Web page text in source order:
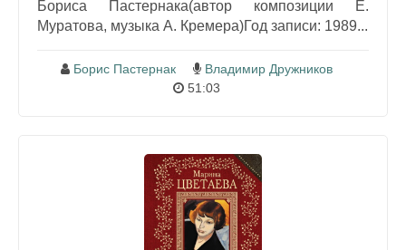
Бориса Пастернака(автор композиции Е.
Муратова, музыка А. Кремера)Год записи: 1989...
Борис Пастернак
Владимир Дружников
51:03